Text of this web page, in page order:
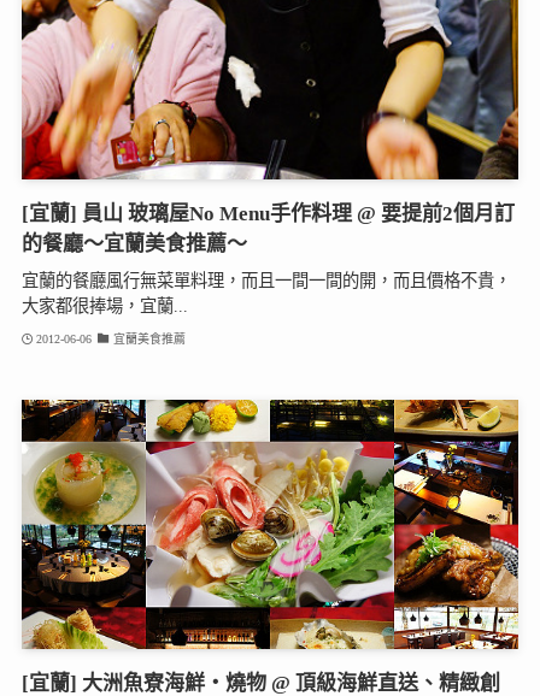
[宜蘭] 員山 玻璃屋No Menu手作料理 @ 要提前2個月訂
的餐廳～宜蘭美食推薦～
宜蘭的餐廳風行無菜單料理，而且一間一間的開，而且價格不貴，
大家都很捧場，宜蘭...
2012-06-06 宜蘭美食推薦
[宜蘭] 大洲魚寮海鮮‧燒物 @ 頂級海鮮直送、精緻創